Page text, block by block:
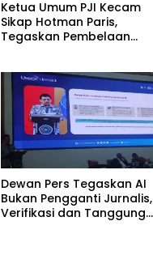
Ketua Umum PJI Kecam
Sikap Hotman Paris,
Tegaskan Pembelaan
Dewan Pers Tegaskan AI
Bukan Pengganti Jurnalis,
Verifikasi dan Tanggung